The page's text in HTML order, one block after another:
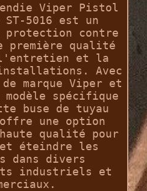
Viper Pistol
5016 est un
protection contre
première qualité
l'entretien et la
Avec
marque Viper et
modèle spécifique
buse de tuyau
une option
qualité pour
éteindre les
dans divers
industriels et